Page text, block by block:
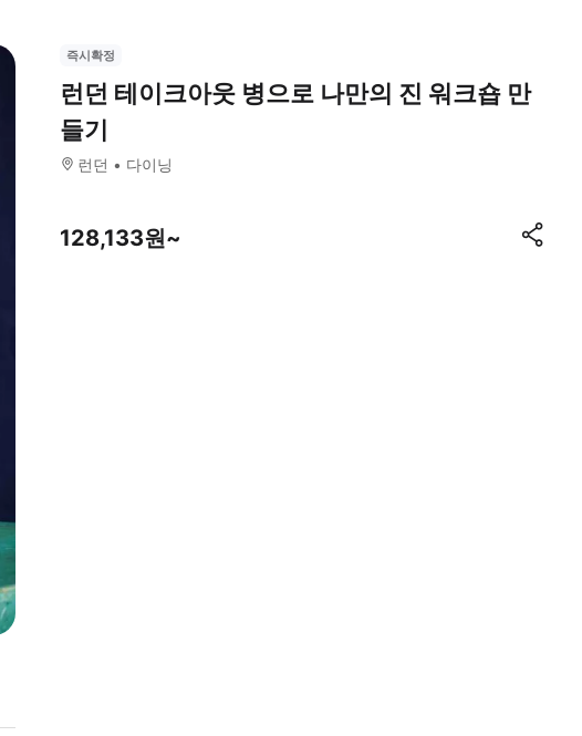
즉시확정
런던 테이크아웃 병으로 나만의 진 워크숍 만
들기
런던 다이닝
128,133원~